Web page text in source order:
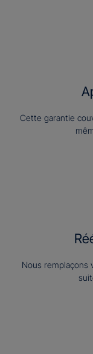
Cette garantie
Nous remplaçons